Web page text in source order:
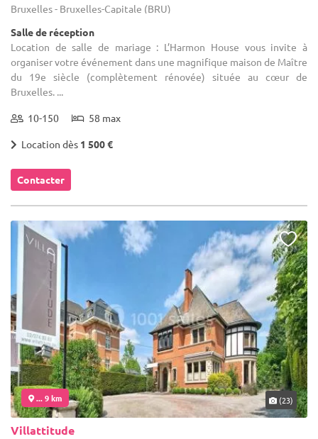
Bruxelles - Bruxelles-Capitale (BRU)
Salle de réception
Location de salle de mariage : L’Harmon House vous invite à
organiser votre événement dans une magnifique maison de Maître
du 19e siècle (complètement rénovée) située au cœur de
Bruxelles. ...
10-150 58 max
Location dès 1 500 €
Contacter
... 9 km (23)
Villattitude